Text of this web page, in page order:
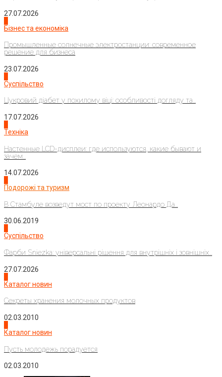
27.07.2026
Бізнес та економіка
Промышленные солнечные электростанции: современное
решение для бизнеса
23.07.2026
Суспільство
Цукровий діабет у похилому віці: особливості догляду та...
17.07.2026
Техніка
Настенные LCD-дисплеи: где используются, какие бывают и
зачем...
14.07.2026
Подорожі та туризм
В Стамбуле возведут мост по проекту Леонардо Да...
30.06.2019
Суспільство
Фарби Sniezka: універсальні рішення для внутрішніх і зовнішніх...
27.07.2026
Каталог новин
Секреты хранения молочных продуктов
02.03.2010
Каталог новин
Пусть молодежь порадуется
02.03.2010